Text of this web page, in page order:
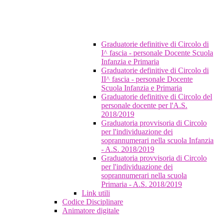
Graduatorie definitive di Circolo di
I^ fascia - personale Docente Scuola
Infanzia e Primaria
Graduatorie definitive di Circolo di
II^ fascia - personale Docente
Scuola Infanzia e Primaria
Graduatorie definitive di Circolo del
personale docente per l'A.S.
2018/2019
Graduatoria provvisoria di Circolo
per l'individuazione dei
soprannumerari nella scuola Infanzia
- A.S. 2018/2019
Graduatoria provvisoria di Circolo
per l'individuazione dei
soprannumerari nella scuola
Primaria - A.S. 2018/2019
Link utili
Codice Disciplinare
Animatore digitale